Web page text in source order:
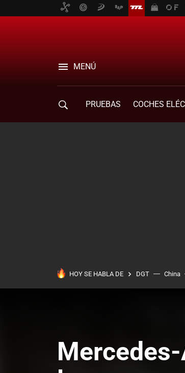
MENÚ
PRUEBAS COCHES
HOY SE HABLA DE DGT China